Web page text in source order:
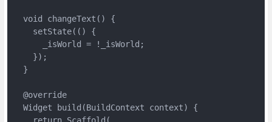
  void changeText() {
    setState(() {
      _isWorld = !_isWorld;
    });
  }
  @override
  Widget build(BuildContext context) {
    return Scaffold(